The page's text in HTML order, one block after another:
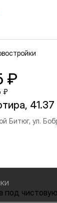
₽
₽
Битюг, ул.
под